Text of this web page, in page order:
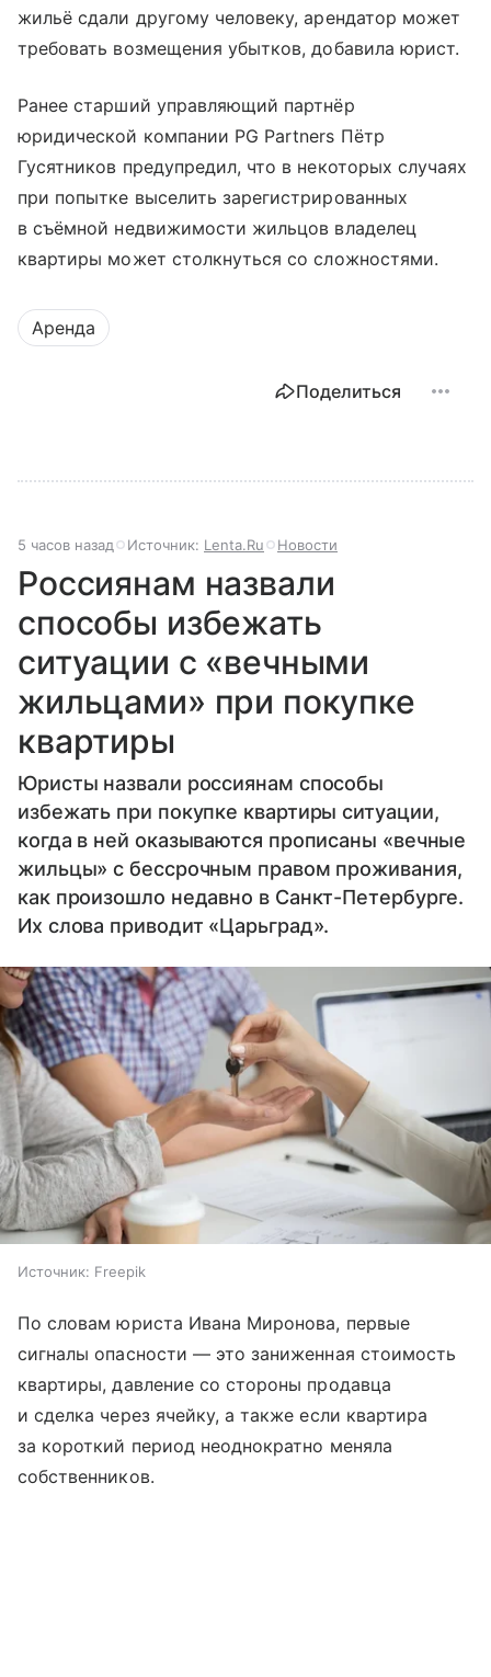
жильё сдали другому человеку, арендатор может
требовать возмещения убытков, добавила юрист.
Ранее старший управляющий партнёр
юридической компании PG Partners Пётр
Гусятников предупредил, что в некоторых случаях
при попытке выселить зарегистрированных
в съёмной недвижимости жильцов владелец
квартиры может столкнуться со сложностями.
Аренда
Поделиться
5 часов назад Источник: Lenta.Ru Новости
Россиянам назвали
способы избежать
ситуации с «вечными
жильцами» при покупке
квартиры
Юристы назвали россиянам способы
избежать при покупке квартиры ситуации,
когда в ней оказываются прописаны «вечные
жильцы» с бессрочным правом проживания,
как произошло недавно в Санкт-Петербурге.
Их слова приводит «Царьград».
Источник: Freepik
По словам юриста Ивана Миронова, первые
сигналы опасности — это заниженная стоимость
квартиры, давление со стороны продавца
и сделка через ячейку, а также если квартира
за короткий период неоднократно меняла
собственников.